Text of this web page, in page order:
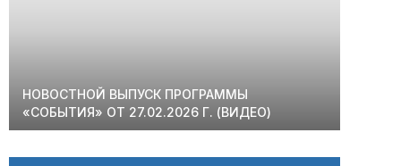
НОВОСТНОЙ ВЫПУСК ПРОГРАММЫ
«СОБЫТИЯ» ОТ 27.02.2026 Г. (ВИДЕО)